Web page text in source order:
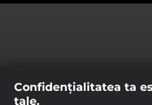
Confidenţialitatea ta
tale.